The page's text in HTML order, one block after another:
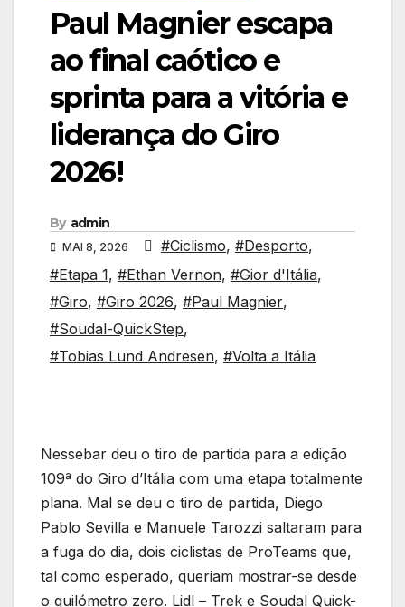
Paul Magnier escapa
ao final caótico e
sprinta para a vitória e
liderança do Giro
2026!
By admin
MAI 8, 2026 #Ciclismo, #Desporto,
#Etapa 1, #Ethan Vernon, #Gior d'Itália,
#Giro, #Giro 2026, #Paul Magnier,
#Soudal-QuickStep,
#Tobias Lund Andresen, #Volta a Itália
Nessebar deu o tiro de partida para a edição
109ª do Giro d’Itália com uma etapa totalmente
plana. Mal se deu o tiro de partida, Diego
Pablo Sevilla e Manuele Tarozzi saltaram para
a fuga do dia, dois ciclistas de ProTeams que,
tal como esperado, queriam mostrar-se desde
o quilómetro zero. Lidl – Trek e Soudal Quick-